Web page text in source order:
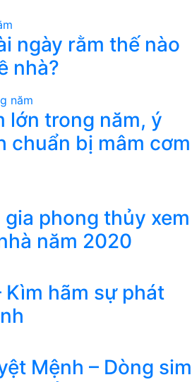
ngày rằm thế nào
nhà?
lớn trong năm, ý
chuẩn bị mâm cơm
phong thủy xem
năm 2020
Kìm hãm sự phát
Mệnh – Dòng sim